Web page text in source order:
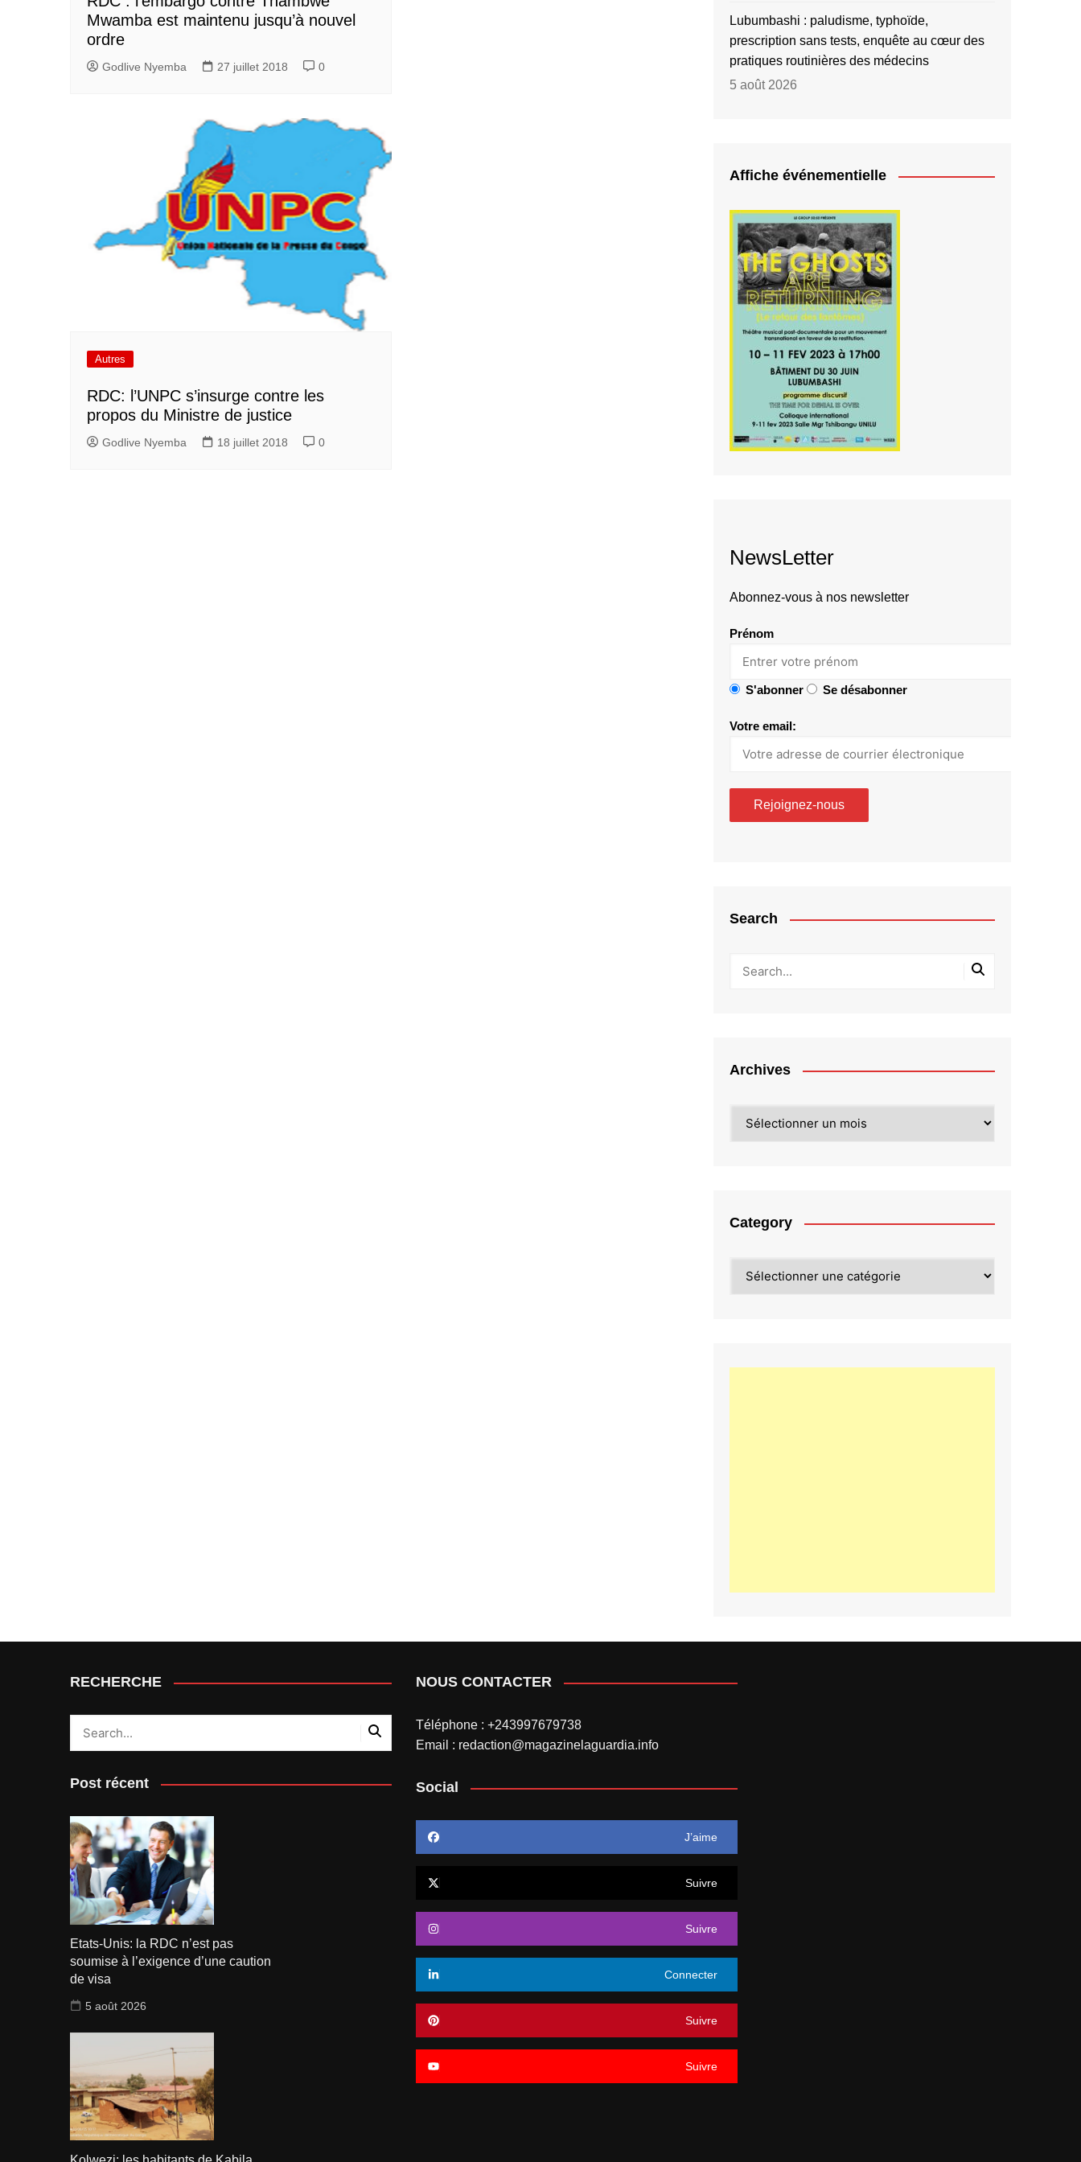
Mwamba est maintenu jusqu’à nouvel
ordre
Godlive Nyemba 27 juillet 2018 0
Autres
RDC: l’UNPC s’insurge contre les
propos du Ministre de justice
Godlive Nyemba 18 juillet 2018 0
Lubumbashi : paludisme, typhoïde,
prescription sans tests, enquête au cœur des
pratiques routinières des médecins
5 août 2026
Affiche événementielle
NewsLetter
Abonnez-vous à nos newsletter
Prénom
S'abonner Se désabonner
Votre email:
Search
Archives
Category
RECHERCHE
Post récent
Etats-Unis: la RDC n’est pas
soumise à l’exigence d’une caution
de visa
5 août 2026
NOUS CONTACTER
Téléphone : +243997679738
Email : redaction@magazinelaguardia.info
Social
J’aime
Suivre
Suivre
Connecter
Suivre
Suivre